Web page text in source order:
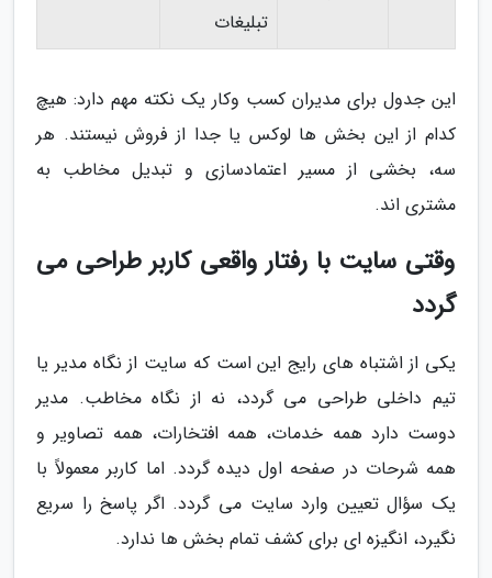
تبلیغات
این جدول برای مدیران کسب وکار یک نکته مهم دارد: هیچ
کدام از این بخش ها لوکس یا جدا از فروش نیستند. هر
سه، بخشی از مسیر اعتمادسازی و تبدیل مخاطب به
مشتری اند.
وقتی سایت با رفتار واقعی کاربر طراحی می
گردد
یکی از اشتباه های رایج این است که سایت از نگاه مدیر یا
تیم داخلی طراحی می گردد، نه از نگاه مخاطب. مدیر
دوست دارد همه خدمات، همه افتخارات، همه تصاویر و
همه شرحات در صفحه اول دیده گردد. اما کاربر معمولاً با
یک سؤال تعیین وارد سایت می گردد. اگر پاسخ را سریع
نگیرد، انگیزه ای برای کشف تمام بخش ها ندارد.